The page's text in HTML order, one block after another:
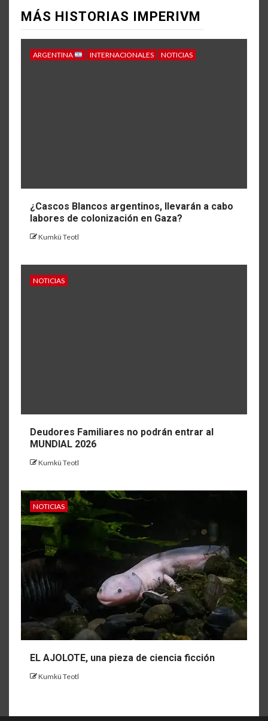
MÁS HISTORIAS IMPERIVM
ARGENTINA INTERNACIONALES NOTICIAS
¿Cascos Blancos argentinos, llevarán a cabo
labores de colonización en Gaza?
Kumkü Teotl
NOTICIAS
Deudores Familiares no podrán entrar al
MUNDIAL 2026
Kumkü Teotl
NOTICIAS
EL AJOLOTE, una pieza de ciencia ficción
Kumkü Teotl